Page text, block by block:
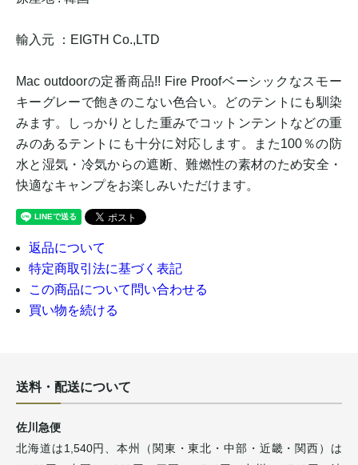
輸入元 ：EIGTH Co.,LTD
Mac outdoorの定番商品!! Fire Proofベーシックなスモー
キーグレーで飽きのこない色合い。どのテントにも馴染
みます。しっかりとした重みでコットンテントなどの重
みのあるテントにも十分に対応します。また100％の防
水と湿気・冷気からの遮断、難燃性の素材のため安全・
快適なキャンプをお楽しみいただけます。
返品について
特定商取引法に基づく表記
この商品について問い合わせる
買い物を続ける
送料・配送について
佐川急便
北海道は1,540円、本州（関東・東北・中部・近畿・関西）は